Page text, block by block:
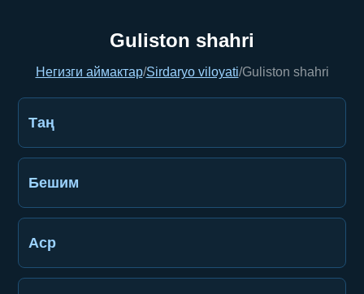
Guliston shahri
Негизги аймактар/Sirdaryo viloyati/Guliston shahri
Таң
Бешим
Аср